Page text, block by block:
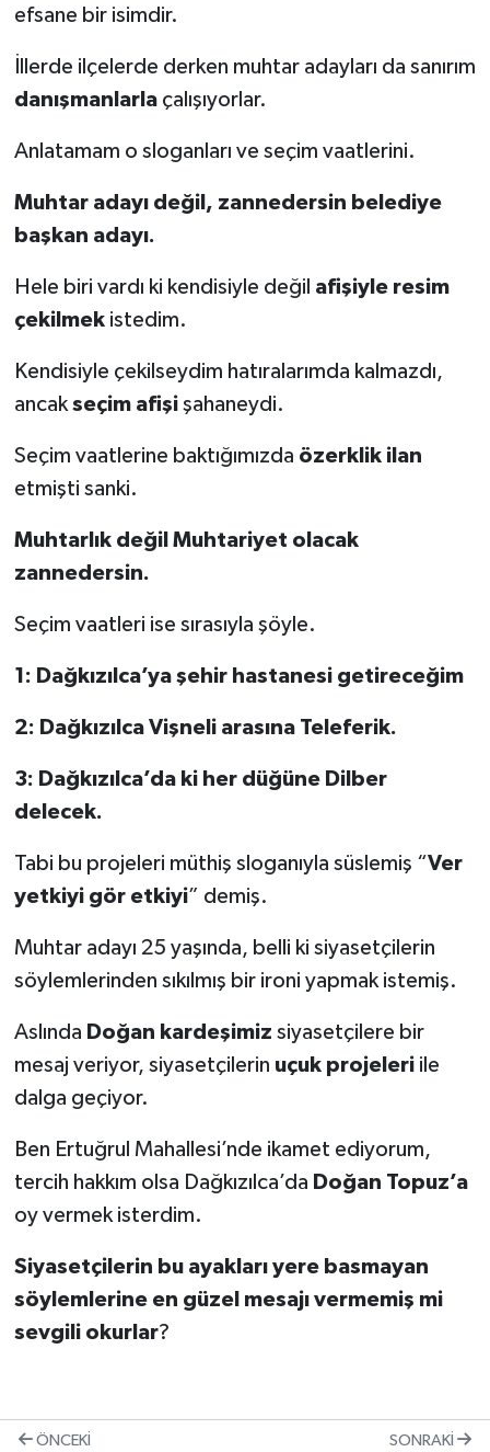
efsane bir isimdir.
İllerde ilçelerde derken muhtar adayları da sanırım
danışmanlarlaçalışıyorlar.
Anlatamam o sloganları ve seçim vaatlerini.
Muhtar adayı değil, zannedersin belediye
başkan adayı.
Hele biri vardı ki kendisiyle değil afişiyle resim
çekilmekistedim.
Kendisiyle çekilseydim hatıralarımda kalmazdı,
ancakseçim afişişahaneydi.
Seçim vaatlerine baktığımızda özerklik ilan
etmişti sanki.
Muhtarlık değil Muhtariyet olacak
zannedersin.
Seçim vaatleri ise sırasıyla şöyle.
1: Dağkızılca’ya şehir hastanesi getireceğim
2: Dağkızılca Vişneli arasına Teleferik.
3: Dağkızılca’da ki her düğüne Dilber
delecek.
Tabi bu projeleri müthiş sloganıyla süslemiş “Ver
yetkiyi gör etkiyi” demiş.
Muhtar adayı 25 yaşında, belli ki siyasetçilerin
söylemlerinden sıkılmış bir ironi yapmak istemiş.
Aslında Doğan kardeşimiz siyasetçilere bir
mesaj veriyor, siyasetçilerin uçuk projeleriile
dalga geçiyor.
Ben Ertuğrul Mahallesi’nde ikamet ediyorum,
tercih hakkım olsa Dağkızılca’da Doğan Topuz’a
oy vermek isterdim.
Siyasetçilerin bu ayakları yere basmayan
söylemlerine en güzel mesajı vermemiş mi
sevgili okurlar?
ÖNCEKI SONRAKI